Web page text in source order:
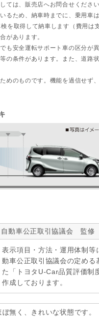
ては、販売店へお問合せください
るため、納車時までに、乗用車は
を取得して納車します（費用は
があります。
も安全運転サポート車の区分が
の条件があります。また、道路
めのものです。機能を過信せず
自動車公正取引協議会 監修
表示項目・方法・運用体制等
動車公正取引協議会の定める
た「トヨタU-Car品質評価制
作成しております。
無く、きれいな状態です。